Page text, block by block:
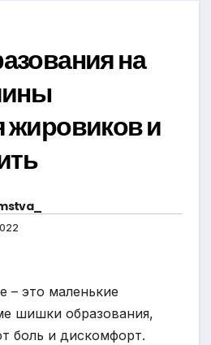
на
жировиков и
– это маленькие
шишки образования,
боль и дискомфорт.